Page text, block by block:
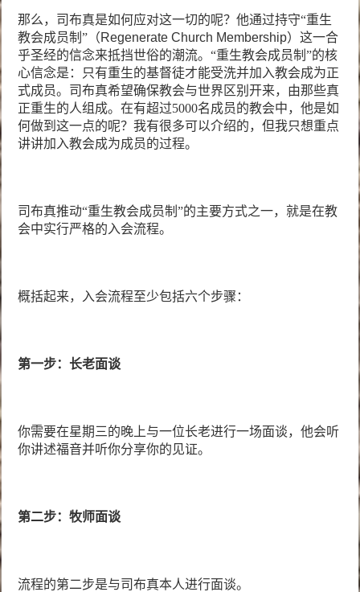
那么，司布真是如何应对这一切的呢？他通过持守“重生
教会成员制”（Regenerate Church Membership）这一合
乎圣经的信念来抵挡世俗的潮流。“重生教会成员制”的核
心信念是：只有重生的基督徒才能受洗并加入教会成为正
式成员。司布真希望确保教会与世界区别开来，由那些真
正重生的人组成。在有超过5000名成员的教会中，他是如
何做到这一点的呢？我有很多可以介绍的，但我只想重点
讲讲加入教会成为成员的过程。
司布真推动“重生教会成员制”的主要方式之一，就是在教
会中实行严格的入会流程。
概括起来，入会流程至少包括六个步骤：
第一步：长老面谈
你需要在星期三的晚上与一位长老进行一场面谈，他会听
你讲述福音并听你分享你的见证。
第二步：牧师面谈
流程的第二步是与司布真本人进行面谈。